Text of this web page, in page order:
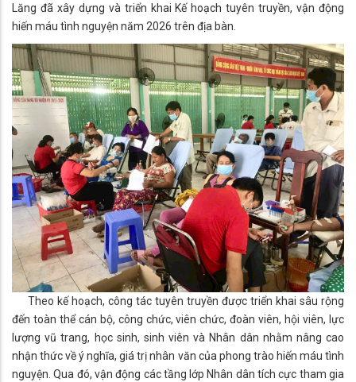
Lăng đã xây dựng và triển khai Kế hoạch tuyên truyền, vận động
hiến máu tình nguyện năm 2026 trên địa bàn.
Theo kế hoạch, công tác tuyên truyền được triển khai sâu rộng
đến toàn thể cán bộ, công chức, viên chức, đoàn viên, hội viên, lực
lượng vũ trang, học sinh, sinh viên và Nhân dân nhằm nâng cao
nhận thức về ý nghĩa, giá trị nhân văn của phong trào hiến máu tình
nguyện. Qua đó, vận động các tầng lớp Nhân dân tích cực tham gia